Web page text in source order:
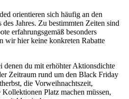
orientieren sich häufig an den
Jahres. Zu bestimmten Zeiten sind
erfahrungsgemäß besonders
wir hier keine konkreten Rabatte
denen du mit erhöhter Aktionsdichte
Zeitraum rund um den Black Friday
die Vorweihnachtszeit,
Platz machen müssen,